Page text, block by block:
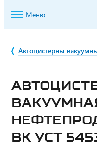
Меню
Автоцистерны
ВК УСТ